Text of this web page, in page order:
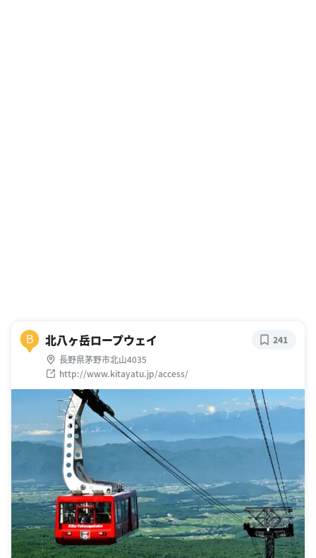
B 北八ヶ岳ロープウェイ
長野県茅野市北山4035
http://www.kitayatu.jp/access/
241